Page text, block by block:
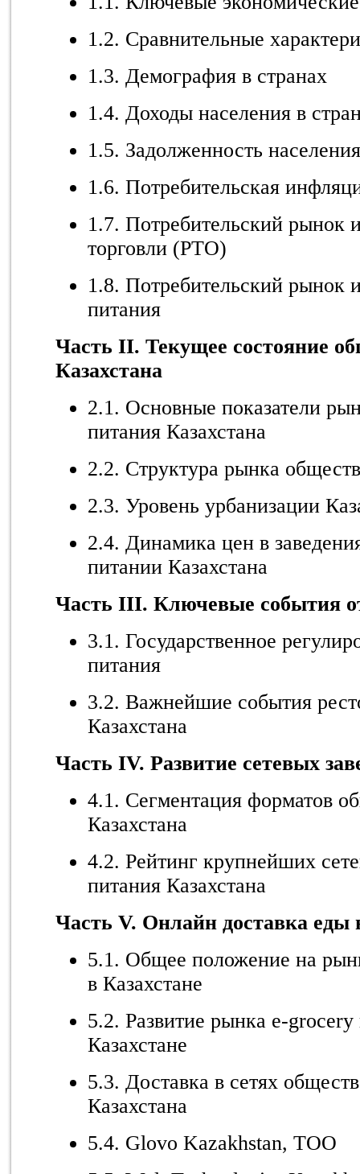
1.2. Сравнительные
1.3. Демография в странах
1.4. Доходы населения в
1.5. Задолженность
1.6. Потребительская
1.7. Потребительский рынок
торговли (РТО)
1.8. Потребительский рынок
питания
Часть II. Текущее состояние
Казахстана
2.1. Основные показатели
питания Казахстана
2.2. Структура рынка
2.3. Уровень урбанизации
2.4. Динамика цен в
питании Казахстана
Часть III. Ключевые события
3.1. Государственное
питания
3.2. Важнейшие события
Казахстана
Часть IV. Развитие сетевых
4.1. Сегментация форматов
Казахстана
4.2. Рейтинг крупнейших
питания Казахстана
Часть V. Онлайн доставка еды
5.1. Общее положение на
в Казахстане
5.2. Развитие рынка e-grocery
Казахстане
5.3. Доставка в сетях
Казахстана
5.4. Glovo Kazakhstan, TOO